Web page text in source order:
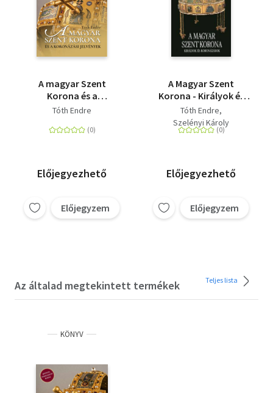
A magyar Szent
Korona és a
koronázási jelvények
Tóth Endre
Előjegyezhető
Előjegyzem
A Magyar Szent
Korona - Királyok és
koronázások
Tóth Endre
Szelényi Károly
Előjegyezhető
Előjegyzem
Az általad megtekintett termékek Teljes lista
KÖNYV